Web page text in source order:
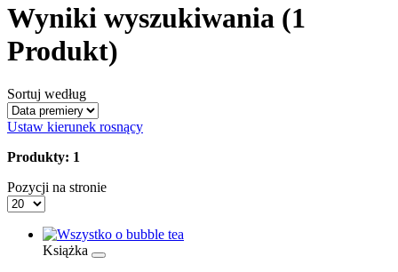
Wyniki wyszukiwania (1
Produkt)
Sortuj według
Ustaw kierunek rosnący
Produkty: 1
Pozycji na stronie
Książka